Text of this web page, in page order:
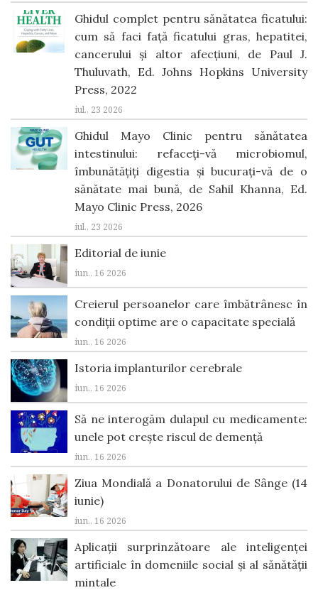
Ghidul complet pentru sănătatea ficatului:
cum să faci față ficatului gras, hepatitei,
cancerului și altor afecțiuni, de Paul J.
Thuluvath, Ed. Johns Hopkins University
Press, 2022
iul., 23 2026
Ghidul Mayo Clinic pentru sănătatea
intestinului: refaceți-vă microbiomul,
îmbunătățiți digestia și bucurați-vă de o
sănătate mai bună, de Sahil Khanna, Ed.
Mayo Clinic Press, 2026
iul., 23 2026
Editorial de iunie
iun., 16 2026
Creierul persoanelor care îmbătrânesc în
condiții optime are o capacitate specială
iun., 16 2026
Istoria implanturilor cerebrale
iun., 16 2026
Să ne interogăm dulapul cu medicamente:
unele pot crește riscul de demență
iun., 16 2026
Ziua Mondială a Donatorului de Sânge (14
iunie)
iun., 16 2026
Aplicații surprinzătoare ale inteligenței
artificiale în domeniile social și al sănătății
mintale